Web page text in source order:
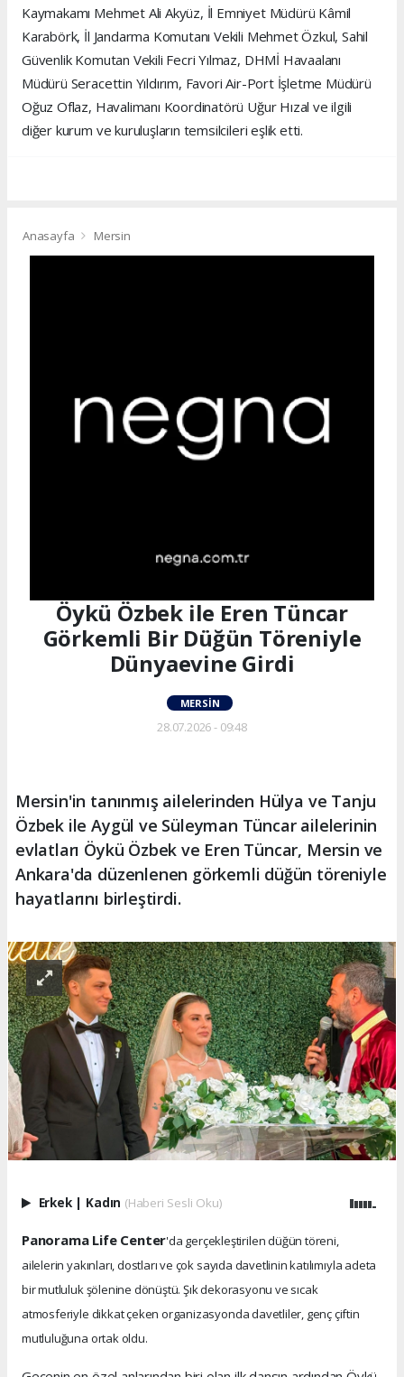
Kaymakamı Mehmet Ali Akyüz, İl Emniyet Müdürü Kâmil
Karabörk, İl Jandarma Komutanı Vekili Mehmet Özkul, Sahil
Güvenlik Komutan Vekili Fecri Yılmaz, DHMİ Havaalanı
Müdürü Seracettin Yıldırım, Favori Air-Port İşletme Müdürü
Oğuz Oflaz, Havalimanı Koordinatörü Uğur Hızal ve ilgili
diğer kurum ve kuruluşların temsilcileri eşlik etti.
Anasayfa Mersin
Öykü Özbek ile Eren Tüncar
Görkemli Bir Düğün Töreniyle
Dünyaevine Girdi
MERSIN
28.07.2026 - 09:48
Mersin'in tanınmış ailelerinden Hülya ve Tanju
Özbek ile Aygül ve Süleyman Tüncar ailelerinin
evlatları Öykü Özbek ve Eren Tüncar, Mersin ve
Ankara'da düzenlenen görkemli düğün töreniyle
hayatlarını birleştirdi.
Erkek | Kadın (Haberi Sesli Oku)
Panorama Life Center'da gerçekleştirilen düğün töreni,
ailelerin yakınları, dostları ve çok sayıda davetlinin katılımıyla adeta
bir mutluluk şölenine dönüştü. Şık dekorasyonu ve sıcak
atmosferiyle dikkat çeken organizasyonda davetliler, genç çiftin
mutluluğuna ortak oldu.